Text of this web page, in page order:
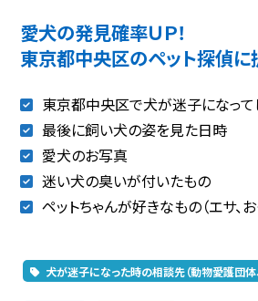
愛犬の発見確率ＵＰ！
東京都中央区のペット探偵に
東京都中央区で犬が迷子になって
最後に飼い犬の姿を見た日時
愛犬のお写真
迷い犬の臭いが付いたもの
ペットちゃんが好きなもの（エサ、お
犬が迷子になった時の相談先（動物愛護団体